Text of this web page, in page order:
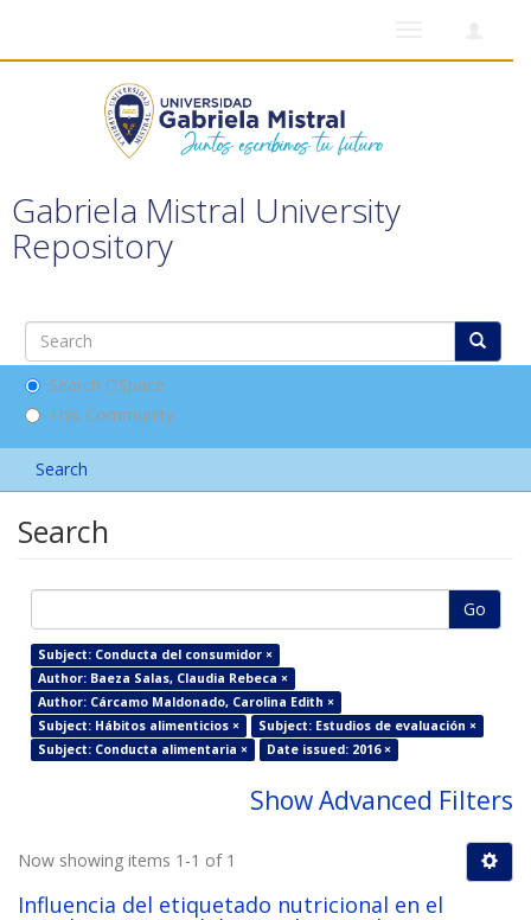
Gabriela Mistral University
Repository
Search DSpace
This Community
Search
Search
Go
Subject: Conducta del consumidor ×
Author: Baeza Salas, Claudia Rebeca ×
Author: Cárcamo Maldonado, Carolina Edith ×
Subject: Hábitos alimenticios ×
Subject: Estudios de evaluación ×
Subject: Conducta alimentaria ×
Date issued: 2016 ×
Show Advanced Filters
Now showing items 1-1 of 1
Influencia del etiquetado nutricional en el